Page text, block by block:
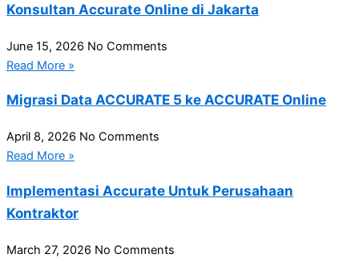
Konsultan Accurate Online di Jakarta
June 15, 2026 No Comments
Read More »
Migrasi Data ACCURATE 5 ke ACCURATE Online
April 8, 2026 No Comments
Read More »
Implementasi Accurate Untuk Perusahaan
Kontraktor
March 27, 2026 No Comments